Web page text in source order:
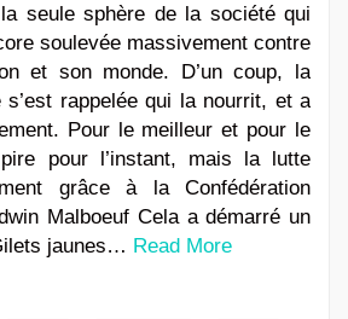
seule sphère de la société qui
soulevée massivement contre
et son monde. D’un coup, la
rappelée qui la nourrit, et a
Pour le meilleur et pour le
pour l’instant, mais la lutte
grâce à la Confédération
Malboeuf Cela a démarré un
jaunes… Read More